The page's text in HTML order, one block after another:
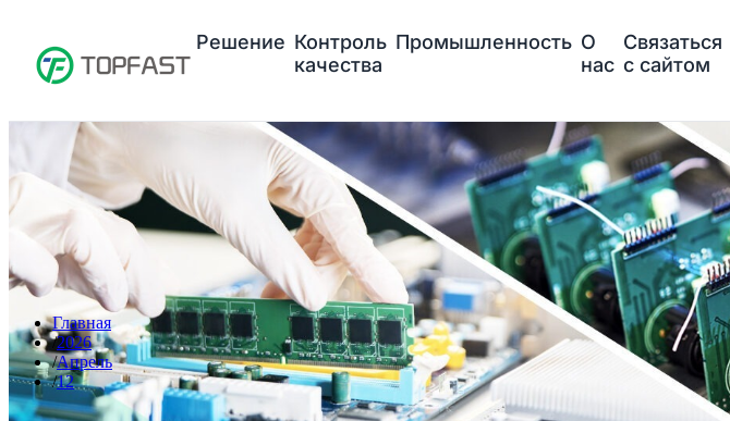
Решение Контроль
качества
Промышленность О
нас
Связаться
с сайтом
Главная
2026
Апрель
12